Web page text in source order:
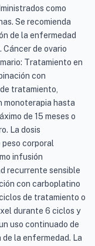
como
Se recomienda
de la enfermedad
de ovario
Tratamiento en
con
tratamiento,
monoterapia hasta
de 15 meses o
La dosis
peso corporal
infusión
recurrente sensible
con carboplatino
de tratamiento o
durante 6 ciclos y
uso continuado de
de la enfermedad. La